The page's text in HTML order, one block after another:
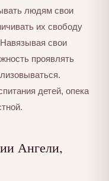
людям свои
их свободу
свои
проявлять
детей, опека
Ангели,